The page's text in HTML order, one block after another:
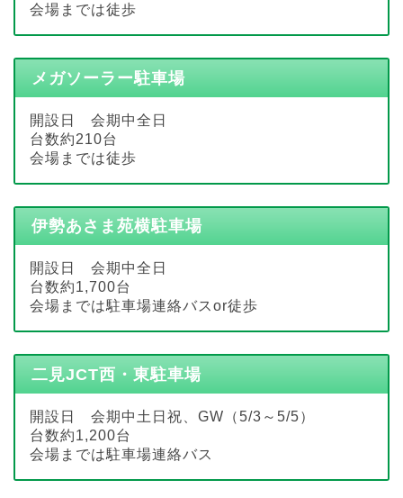
会場までは徒歩
メガソーラー駐車場
開設日 会期中全日
台数約210台
会場までは徒歩
伊勢あさま苑横駐車場
開設日 会期中全日
台数約1,700台
会場までは駐車場連絡バスor徒歩
二見JCT西・東駐車場
開設日 会期中土日祝、GW（5/3～5/5）
台数約1,200台
会場までは駐車場連絡バス